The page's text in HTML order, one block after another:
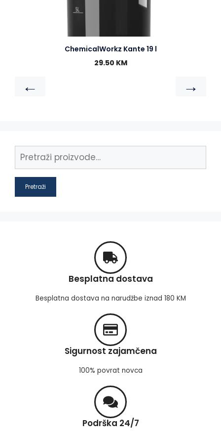
ChemicalWorkz Kante 19 l
29.50 KM
← →
Pretraži
Besplatna dostava
Besplatna dostava na narudžbe iznad 180 KM
Sigurnost zajamčena
100% povrat novca
Podrška 24/7